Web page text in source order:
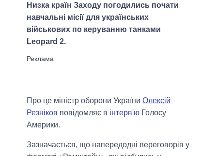
Низка країн Заходу погодились почати
навчальні місії для українських
військових по керуванню танками
Leopard 2.
Про це міністр оборони України Олексій
Резніков повідомляє в інтерв'ю Голосу
Америки.
Зазначається, що напередодні переговорів у